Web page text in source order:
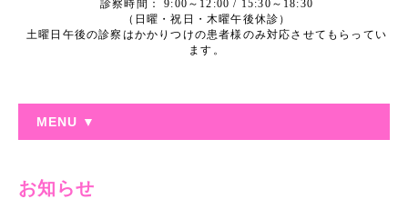
診察時間： 9:00～12:00 / 15:30～18:30
（日曜・祝日・木曜午後休診）
土曜日午後の診察はかかりつけの患者様のみ対応させてもらってい
ます。
MENU ▼
お知らせ